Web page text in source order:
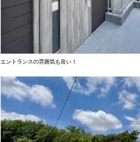
エントランスの雰囲気も良い！